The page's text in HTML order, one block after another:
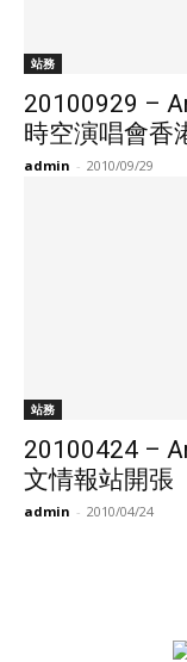
站務
20100929 –
時空演唱會香
admin - 2010/09/29
站務
20100424 –
文情報站開張
admin - 2010/04/24